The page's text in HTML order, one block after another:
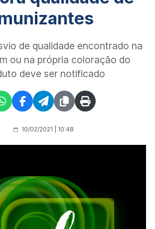
de qualidade encontrado na
ou na própria coloração do
deve ser notificado
10/02/2021 | 10:48